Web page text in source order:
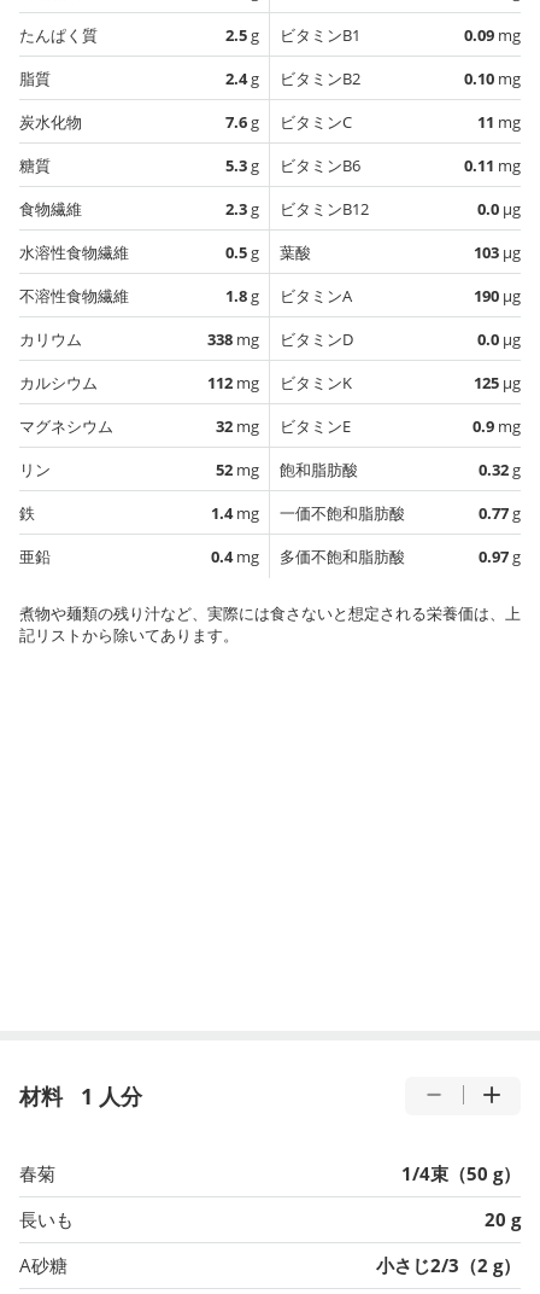
たんぱく質
2.5g
脂質
2.4g
炭水化物
7.6g
糖質
5.3g
食物繊維
2.3g
水溶性食物繊維
0.5g
不溶性食物繊維
1.8g
カリウム
338 mg
カルシウム
112 mg
マグネシウム
32 mg
リン
52 mg
鉄
1.4mg
亜鉛
0.4mg
ビタミンB1
0.09 mg
ビタミンB2
0.10 mg
ビタミンC
11 mg
ビタミンB6
0.11 mg
ビタミンB12
0.0 µg
葉酸
103 µg
ビタミンA
190 µg
ビタミンD
0.0 µg
ビタミンK
125 µg
ビタミンE
0.9 mg
飽和脂肪酸
0.32g
一価不飽和脂肪酸
0.77g
多価不飽和脂肪酸
0.97g
煮物や麺類の残り汁など、実際には食さないと想定される栄養価は、上
記リストから除いてあります。
材料 1 人分
春菊
1/4束（50 g）
長いも
20 g
A砂糖
小さじ2/3（2 g）